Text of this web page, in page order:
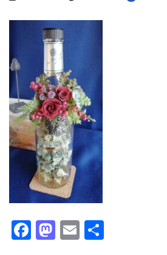
F
M
E